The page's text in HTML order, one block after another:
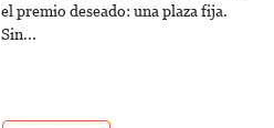
el premio deseado: una plaza fija.
Sin...